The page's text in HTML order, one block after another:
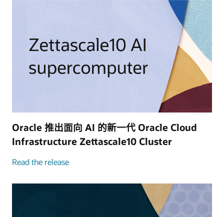
Oracle 推出面向 AI 的新一代 Oracle Cloud
Infrastructure Zettascale10 Cluster
Read the release